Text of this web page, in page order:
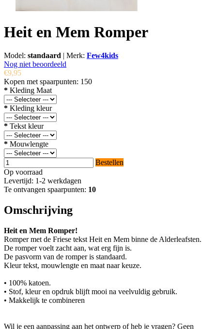
Heit en Mem Romper
Model: standaard | Merk: Few4kids
Nog niet beoordeeld
€9,95
Kopen met spaarpunten: 150
* Kleding Maat
* Kleding kleur
* Tekst kleur
* Mouwlengte
Bestellen
Op voorraad
Levertijd: 1-2 werkdagen
Te ontvangen spaarpunten: 10
Omschrijving
Heit en Mem Romper!
Romper met de Friese tekst Heit en Mem binne de Alderleafsten.
De romper voelt zacht aan, wat erg fijn is.
De pasvorm van de romper is standaard.
Kleur tekst, mouwlengte en maat naar keuze.
• 100% katoen.
• Stof, kleur en opdruk blijft mooi na veelvuldig gebruik.
• Makkelijk te combineren
Wil je een aanpassing aan het ontwerp of heb je vragen? Geen